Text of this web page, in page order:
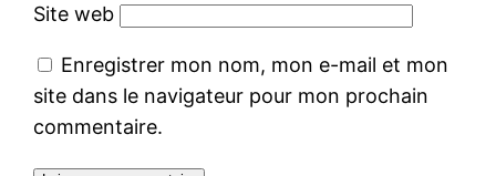
Site web
Enregistrer mon nom, mon e-mail et mon
site dans le navigateur pour mon prochain
commentaire.